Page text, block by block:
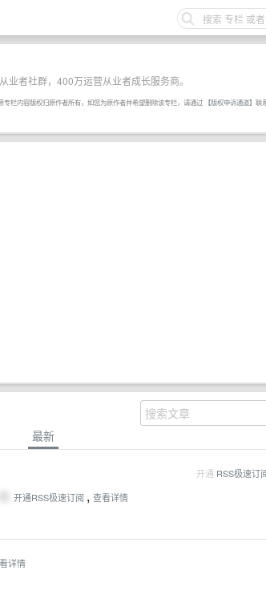
业者社群，400万运营从业者成长服务商。
栏内容版权归原作者所有，如您为原作者并希望删除该专栏，请通过 【版权申诉通道】 联
最新
开通 RSS极速订
开通RSS极速订阅 , 查看详情
详情